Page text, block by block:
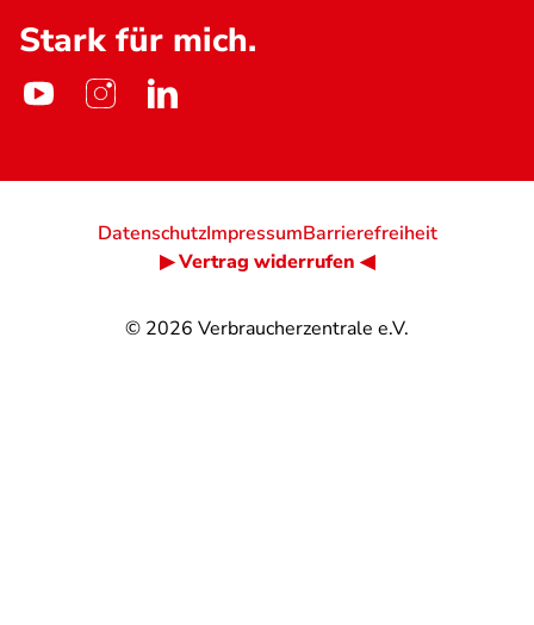
Stark für mich.
© 2026 Verbraucherzentrale e.V.
DatenschutzImpressumBarrierefreiheit
▶ Vertrag widerrufen ◀